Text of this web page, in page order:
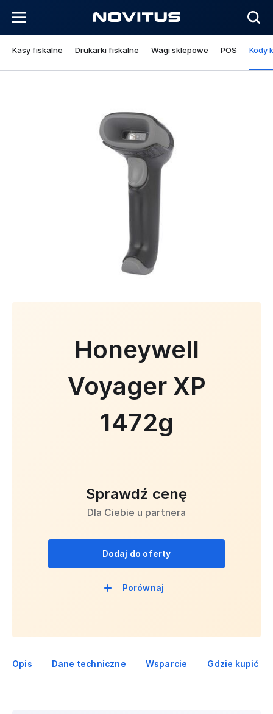
Kasy fiskalne Drukarki fiskalne Wagi sklepowe POS Kody
Honeywell
Voyager XP
1472g
Sprawdź cenę
Dla Ciebie u partnera
Dodaj do oferty
Porównaj
Opis Dane techniczne Wsparcie Gdzie kupić